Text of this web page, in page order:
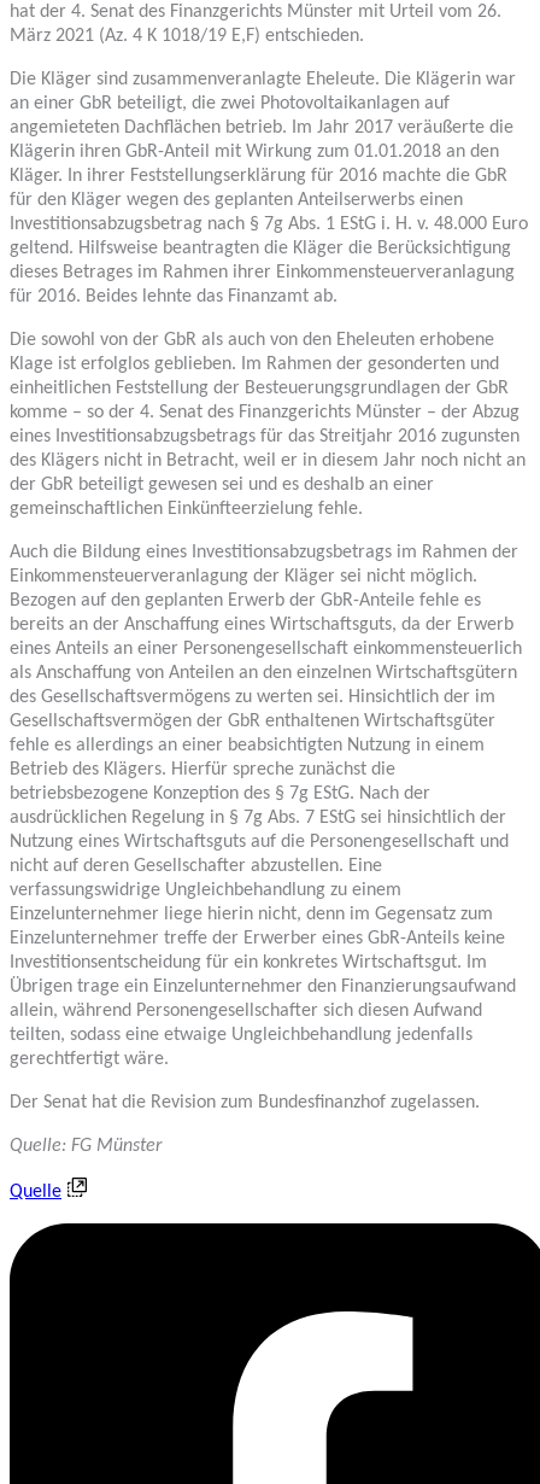
hat der 4. Senat des Finanzgerichts Münster mit Urteil vom 26.
März 2021 (Az. 4 K 1018/19 E,F) entschieden.
Die Kläger sind zusammenveranlagte Eheleute. Die Klägerin war
an einer GbR beteiligt, die zwei Photovoltaikanlagen auf
angemieteten Dachflächen betrieb. Im Jahr 2017 veräußerte die
Klägerin ihren GbR-Anteil mit Wirkung zum 01.01.2018 an den
Kläger. In ihrer Feststellungserklärung für 2016 machte die GbR
für den Kläger wegen des geplanten Anteilserwerbs einen
Investitionsabzugsbetrag nach § 7g Abs. 1 EStG i. H. v. 48.000 Euro
geltend. Hilfsweise beantragten die Kläger die Berücksichtigung
dieses Betrages im Rahmen ihrer Einkommensteuerveranlagung
für 2016. Beides lehnte das Finanzamt ab.
Die sowohl von der GbR als auch von den Eheleuten erhobene
Klage ist erfolglos geblieben. Im Rahmen der gesonderten und
einheitlichen Feststellung der Besteuerungsgrundlagen der GbR
komme – so der 4. Senat des Finanzgerichts Münster – der Abzug
eines Investitionsabzugsbetrags für das Streitjahr 2016 zugunsten
des Klägers nicht in Betracht, weil er in diesem Jahr noch nicht an
der GbR beteiligt gewesen sei und es deshalb an einer
gemeinschaftlichen Einkünfteerzielung fehle.
Auch die Bildung eines Investitionsabzugsbetrags im Rahmen der
Einkommensteuerveranlagung der Kläger sei nicht möglich.
Bezogen auf den geplanten Erwerb der GbR-Anteile fehle es
bereits an der Anschaffung eines Wirtschaftsguts, da der Erwerb
eines Anteils an einer Personengesellschaft einkommensteuerlich
als Anschaffung von Anteilen an den einzelnen Wirtschaftsgütern
des Gesellschaftsvermögens zu werten sei. Hinsichtlich der im
Gesellschaftsvermögen der GbR enthaltenen Wirtschaftsgüter
fehle es allerdings an einer beabsichtigten Nutzung in einem
Betrieb des Klägers. Hierfür spreche zunächst die
betriebsbezogene Konzeption des § 7g EStG. Nach der
ausdrücklichen Regelung in § 7g Abs. 7 EStG sei hinsichtlich der
Nutzung eines Wirtschaftsguts auf die Personengesellschaft und
nicht auf deren Gesellschafter abzustellen. Eine
verfassungswidrige Ungleichbehandlung zu einem
Einzelunternehmer liege hierin nicht, denn im Gegensatz zum
Einzelunternehmer treffe der Erwerber eines GbR-Anteils keine
Investitionsentscheidung für ein konkretes Wirtschaftsgut. Im
Übrigen trage ein Einzelunternehmer den Finanzierungsaufwand
allein, während Personengesellschafter sich diesen Aufwand
teilten, sodass eine etwaige Ungleichbehandlung jedenfalls
gerechtfertigt wäre.
Der Senat hat die Revision zum Bundesfinanzhof zugelassen.
Quelle: FG Münster
Quelle